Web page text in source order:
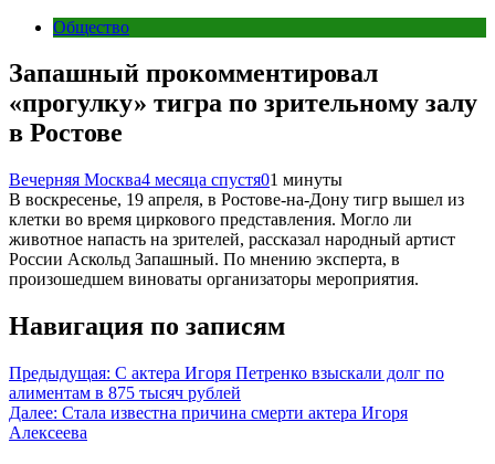
Общество
Запашный прокомментировал
«прогулку» тигра по зрительному залу
в Ростове
Вечерняя Москва4 месяца спустя01 минуты
В воскресенье, 19 апреля, в Ростове-на-Дону тигр вышел из
клетки во время циркового представления. Могло ли
животное напасть на зрителей, рассказал народный артист
России Аскольд Запашный. По мнению эксперта, в
произошедшем виноваты организаторы мероприятия.
Навигация по записям
Предыдущая: С актера Игоря Петренко взыскали долг по
алиментам в 875 тысяч рублей
Далее: Стала известна причина смерти актера Игоря
Алексеева